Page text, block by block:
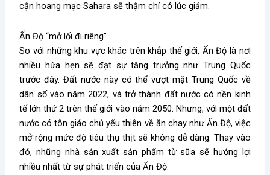
cận hoang mạc Sahara sẽ thậm chí có lúc giảm.
Ấn Độ “mở lối đi riêng”
So với những khu vực khác trên khắp thế giới, Ấn Độ là nơi
nhiều hứa hẹn sẽ đạt sự tăng trưởng như Trung Quốc
trước đây. Đất nước này có thể vượt mặt Trung Quốc về
dân số vào năm 2022, và trở thành đất nước có nền kinh
tế lớn thứ 2 trên thế giới vào năm 2050. Nhưng, với một đất
nước có tôn giáo chủ yếu thiên về ăn chay như Ấn Độ, việc
mở rộng mức độ tiêu thụ thịt sẽ không dễ dàng. Thay vào
đó, những nhà sản xuất sản phẩm từ sữa sẽ hưởng lợi
nhiều nhất từ sự phát triển của Ấn Độ.